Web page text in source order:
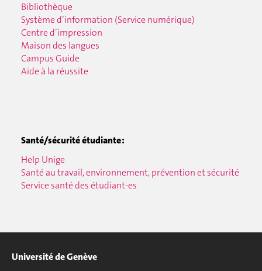
Bibliothèque
Système d’information (Service numérique)
Centre d’impression
Maison des langues
Campus Guide
Aide à la réussite
Santé/sécurité étudiante :
Help Unige
Santé au travail, environnement, prévention et sécurité
Service santé des étudiant-es
Université de Genève